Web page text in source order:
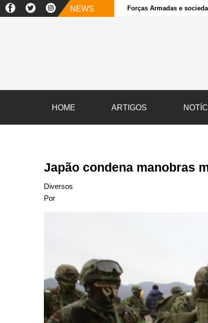
NEWS Forças Armadas e
HOME ARTIGOS
Japão condena manobras
Diversos
Por